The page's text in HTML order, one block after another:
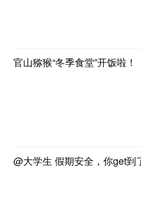
官山猕猴“冬季食堂”开饭啦！
@大学生 假期安全，你get到